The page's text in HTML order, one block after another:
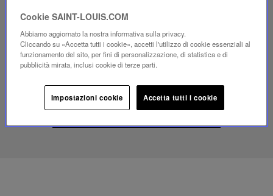
Riproduci
video
Video
YouTube,
lampada
portatile
Folia
Cookie SAINT-LOUIS.COM
Abbiamo aggiornato la nostra informativa sulla privacy.
Cliccando su «Accetta tutti i cookie», accetti l'utilizzo di cookie essenziali al
funzionamento del sito, per fini di personalizzazione, di statistica e di
pubblicità mirata, inclusi cookie di terze parti.
Impostazioni cookie Accetta tutti i cookie